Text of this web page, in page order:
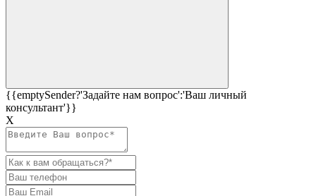
{{emptySender?'Задайте нам вопрос':'Ваш личный
консультант'}}
Х